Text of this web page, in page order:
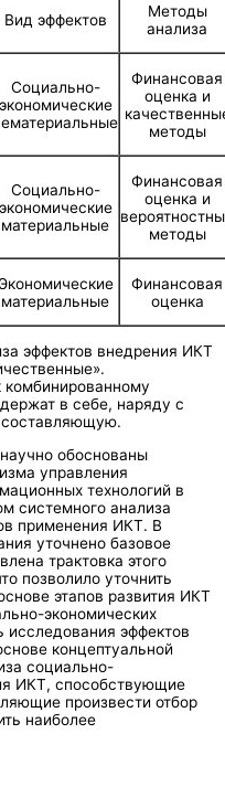
Вид эффектов
Методы
анализа
Социально-
экономические
Финансовая
оценка и
методы
Социально-
экономические
материальные
Финансовая
оценка и
методы
Экономические
материальные
Финансовая
оценка
эффектов внедрения ИКТ
комбинированному
в себе, наряду с
обоснованы
управления
технологий в
системного анализа
применения ИКТ. В
уточнено базовое
трактовка этого
позволило уточнить
этапов развития ИКТ
экономических
эффектов
концептуальной
социально-
ИКТ, способствующие
произвести отбор
наиболее